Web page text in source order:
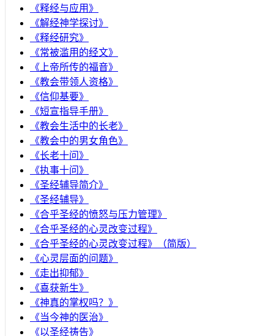
《释经与应用》
《解经神学探讨》
《释经研究》
《常被滥用的经文》
《上帝所传的福音》
《教会带领人资格》
《信仰基要》
《短宣指导手册》
《教会生活中的长老》
《教会中的男女角色》
《长老十问》
《执事十问》
《圣经辅导简介》
《圣经辅导》
​《合乎圣经的愤怒与压力管理》
《合乎圣经的心灵改变过程》
《合乎圣经的心灵改变过程》（简版）
《心灵层面的问题》
《走出抑郁》
《喜获新生》
《神真的掌权吗？》
《当今神的医治》
《以圣经祷告》